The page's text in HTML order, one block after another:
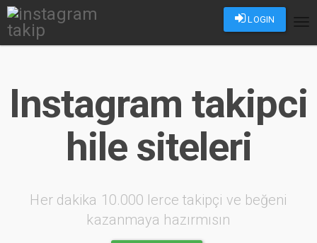
LOGIN
Instagram takipci
hile siteleri
Her dakika 10.000 lerce takipçi ve beğeni
kazanmaya hazırmısın